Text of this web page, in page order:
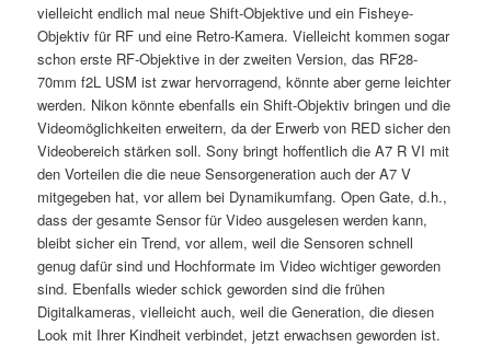
vielleicht endlich mal neue Shift-Objektive und ein Fisheye-
Objektiv für RF und eine Retro-Kamera. Vielleicht kommen sogar
schon erste RF-Objektive in der zweiten Version, das RF28-
70mm f2L USM ist zwar hervorragend, könnte aber gerne leichter
werden. Nikon könnte ebenfalls ein Shift-Objektiv bringen und die
Videomöglichkeiten erweitern, da der Erwerb von RED sicher den
Videobereich stärken soll. Sony bringt hoffentlich die A7 R VI mit
den Vorteilen die die neue Sensorgeneration auch der A7 V
mitgegeben hat, vor allem bei Dynamikumfang. Open Gate, d.h.,
dass der gesamte Sensor für Video ausgelesen werden kann,
bleibt sicher ein Trend, vor allem, weil die Sensoren schnell
genug dafür sind und Hochformate im Video wichtiger geworden
sind. Ebenfalls wieder schick geworden sind die frühen
Digitalkameras, vielleicht auch, weil die Generation, die diesen
Look mit Ihrer Kindheit verbindet, jetzt erwachsen geworden ist.